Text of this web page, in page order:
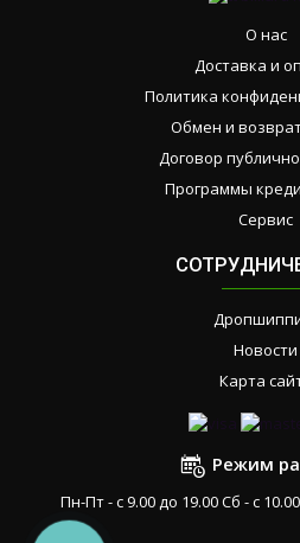
О нас
Доставка и
Политика
Обмен и
Договор
Программы
Сервис
Новости
Карта
Режим
Пн-Пт - с 9.00 до 19.00 Сб - с